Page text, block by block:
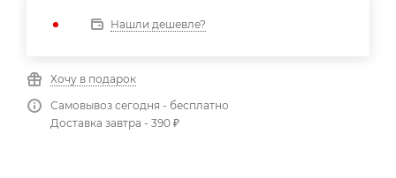
Нашли дешевле?
Хочу в подарок
Самовывоз сегодня - бесплатно
Доставка завтра - 390 ₽